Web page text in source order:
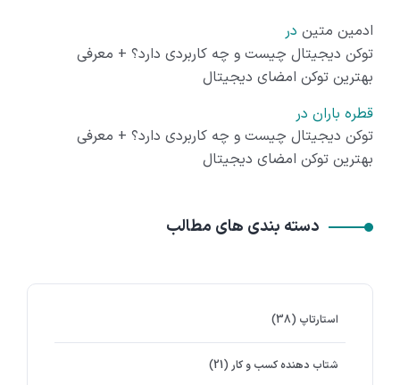
ادمین متین در
توکن دیجیتال چیست و چه کاربردی دارد؟ + معرفی
بهترین توکن امضای دیجیتال
قطره باران در
توکن دیجیتال چیست و چه کاربردی دارد؟ + معرفی
بهترین توکن امضای دیجیتال
دسته بندی های مطالب
استارتاپ (38)
شتاب دهنده کسب و کار (21)